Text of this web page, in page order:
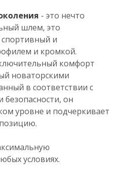
- это нечто
шлем, это
и
и кромкой.
комфорт
новаторскими
в соответствии с
безопасности, он
уровне и подчеркивает
условиях.